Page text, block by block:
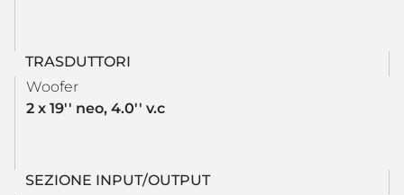
TRASDUTTORI
Woofer
2 x 19'' neo, 4.0'' v.c
SEZIONE INPUT/OUTPUT